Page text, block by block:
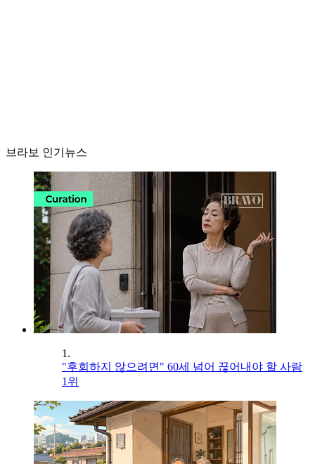
브라보 인기뉴스
1.
"후회하지 않으려면" 60세 넘어 끊어내야 할 사람
1위